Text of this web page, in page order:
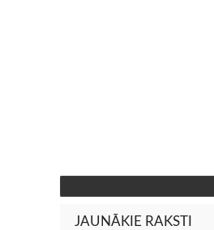
JAUNĀKIE RAKSTI